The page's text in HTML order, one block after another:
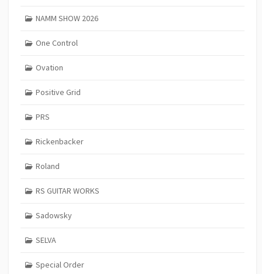
NAMM SHOW 2026
One Control
Ovation
Positive Grid
PRS
Rickenbacker
Roland
RS GUITAR WORKS
Sadowsky
SELVA
Special Order